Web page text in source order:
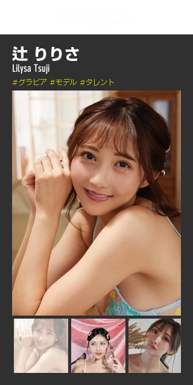
辻 りりさ
Lilysa Tsuji
​#グラビア #モデル #タレント